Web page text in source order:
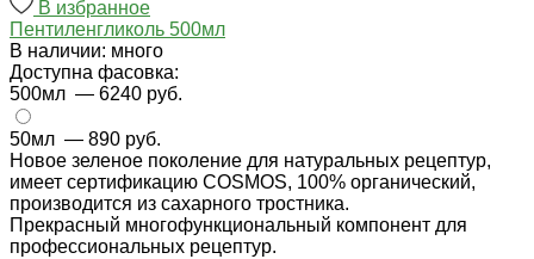
В избранное
Пентиленгликоль 500мл
В наличии: много
Доступна фасовка:
500мл — 6240 руб.
50мл — 890 руб.
Новое зеленое поколение для натуральных рецептур,
имеет сертификацию COSMOS, 100% органический,
производится из сахарного тростника.
Прекрасный многофункциональный компонент для
профессиональных рецептур.